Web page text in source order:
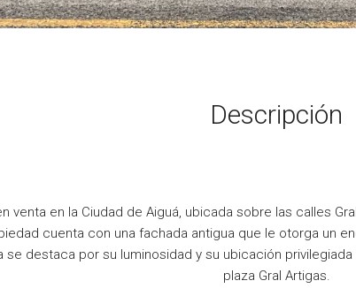
Descripción
venta en la Ciudad de Aiguá, ubicada sobre las calles
cuenta con una fachada antigua que le otorga un
destaca por su luminosidad y su ubicación
plaza Gral Artigas.